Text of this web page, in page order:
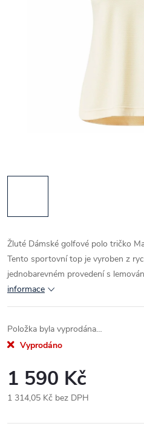
Žluté Dámské golfové polo tričko
Tento sportovní top je vyroben z
jednobarevném provedení s
informace
Položka byla vyprodána…
Vyprodáno
1 590 Kč
1 314,05 Kč bez DPH
cena: